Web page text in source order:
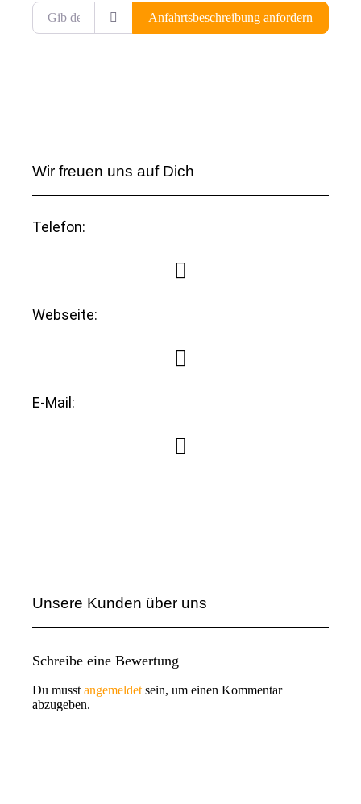
Gib deinen Standort ein.
Anfahrtsbeschreibung anfordern
Wir freuen uns auf Dich
Telefon:
Webseite:
E-Mail:
Unsere Kunden über uns
Schreibe eine Bewertung
Du musst angemeldet sein, um einen Kommentar
abzugeben.